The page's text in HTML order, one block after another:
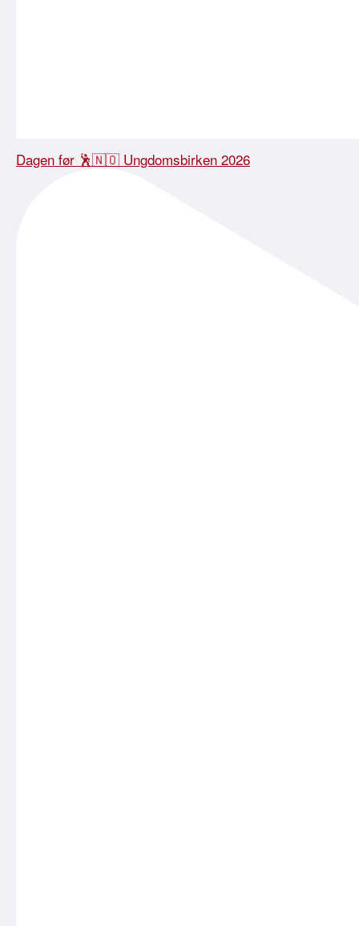
Dagen før 🕺🇳🇴 Ungdomsbirken 2026